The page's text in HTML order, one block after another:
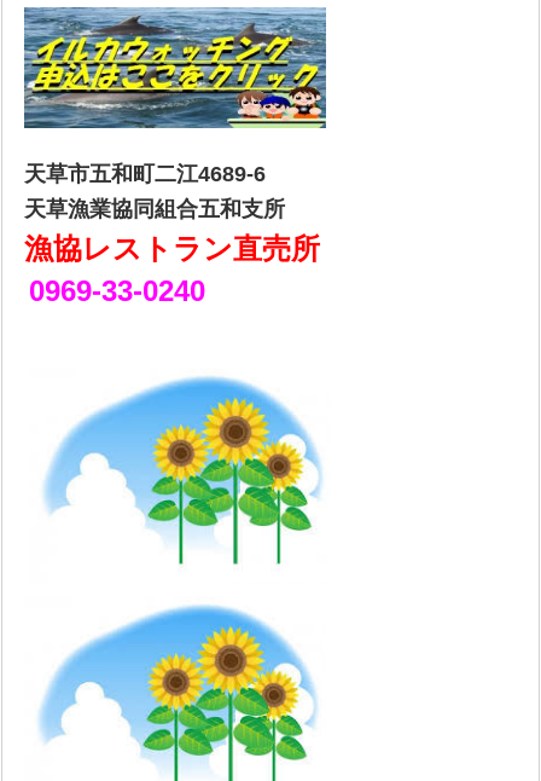
天草市五和町二江4689-6
天草漁業協同組合五和支所
漁協レストラン直売所
0969-33-0240